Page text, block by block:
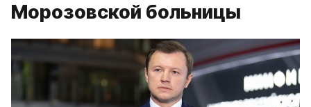
Морозовской больницы